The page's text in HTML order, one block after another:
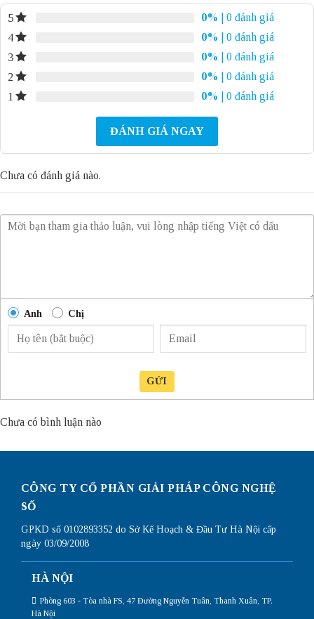
5 0%
| 0 đánh giá
4
0%
| 0 đánh giá
3
0%
| 0 đánh giá
2
0%
| 0 đánh giá
1
0% | 0 đánh giá
ĐÁNH GIÁ NGAY
Chưa có đánh giá nào.
Anh Chị
GỬI
Chưa có bình luận nào
CÔNG TY CỔ PHẦN GIẢI PHÁP CÔNG NGHỆ
SỐ
GPKD số 0102893352 do Sở Kế Hoạch & Đầu Tư Hà Nội cấp
ngày 03/09/2008
HÀ NỘI
Phòng 603 - Tòa nhà FS, 47 Đường Nguyễn Tuân, Thanh Xuân, TP.
Hà Nội